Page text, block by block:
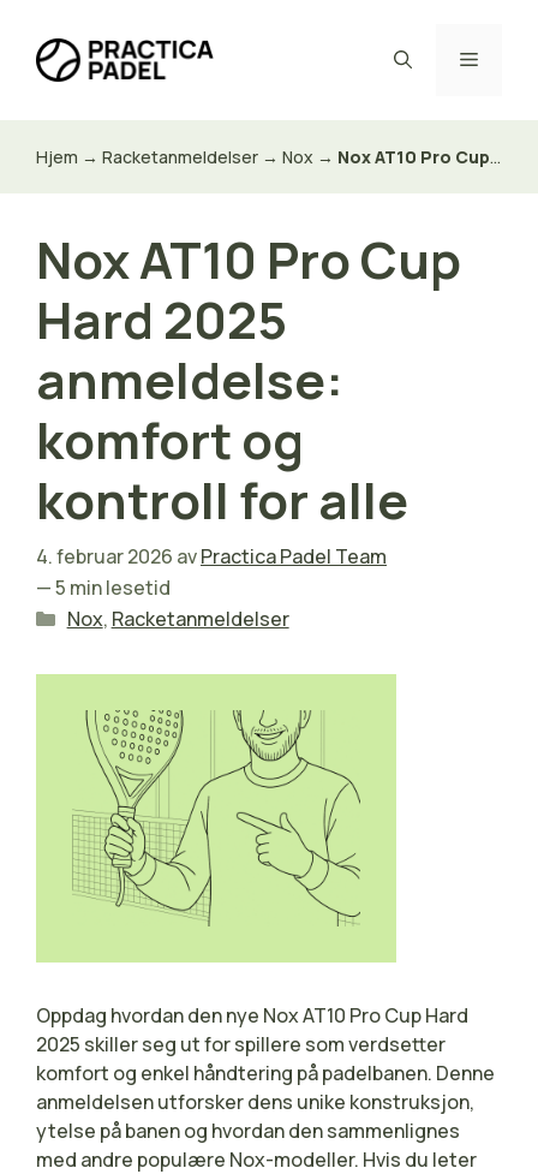
innhold
Meny
Hjem → Racketanmeldelser → Nox → Nox AT10 Pro Cup Hard 2025 anmeldelse: komfort og kontroll for alle
Nox AT10 Pro Cup
Hard 2025
anmeldelse:
komfort og
kontroll for alle
4. februar 2026 avPractica Padel Team
— 5 min lesetid
Kategorier
Nox, Racketanmeldelser
Oppdag hvordan den nye Nox AT10 Pro Cup Hard
2025 skiller seg ut for spillere som verdsetter
komfort og enkel håndtering på padelbanen. Denne
anmeldelsen utforsker dens unike konstruksjon,
ytelse på banen og hvordan den sammenlignes
med andre populære Nox-modeller. Hvis du leter